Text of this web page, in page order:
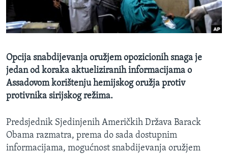
O GLASU AMERIKE
Learning English
PRATITE NAS
Jezici
Opcija snabdijevanja oružjem opozicionih snaga je
jedan od koraka aktueliziranih informacijama o
Assadovom korištenju hemijskog oružja protiv
protivnika sirijskog režima.
Predsjednik Sjedinjenih Američkih Država Barack
Obama razmatra, prema do sada dostupnim
informacijama, mogućnost snabdijevanja oružjem